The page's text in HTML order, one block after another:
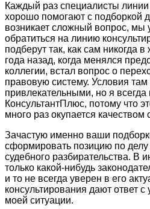
Каждый раз специалисты линии
хорошо помогают с подборкой
возникает сложный вопрос, мы
обратиться на линию
подберут так, как сам никогда
года назад, когда менялся
коллегии, встал вопрос о
правовую систему. Условия
привлекательными, но я всегда
КонсультантПлюс, потому что
много раз окупается качеством
Зачастую именно ваши
сформировать позицию по делу
судебного разбирательства. В
только какой-нибудь
и то не всегда уверен в его
консультирования дают ответ
моей ситуации.